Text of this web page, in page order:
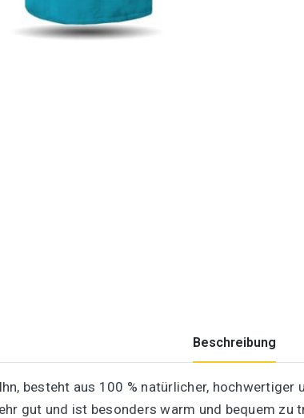
Beschreibung
besteht aus 100 % natürlicher,
gut und ist besonders warm und bequem